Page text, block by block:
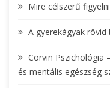
:
Mire célszerű
A gyerekágyak
Corvin Pszichológia
és mentális egészség